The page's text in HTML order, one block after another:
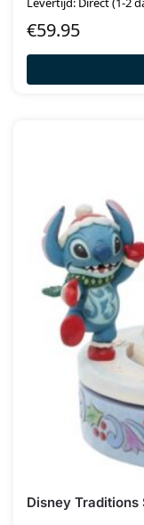
€59.95
Disney Traditions